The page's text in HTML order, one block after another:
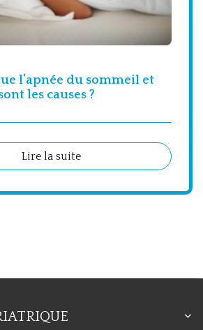
l’apnée du sommeil et
les causes ?
Lire la suite